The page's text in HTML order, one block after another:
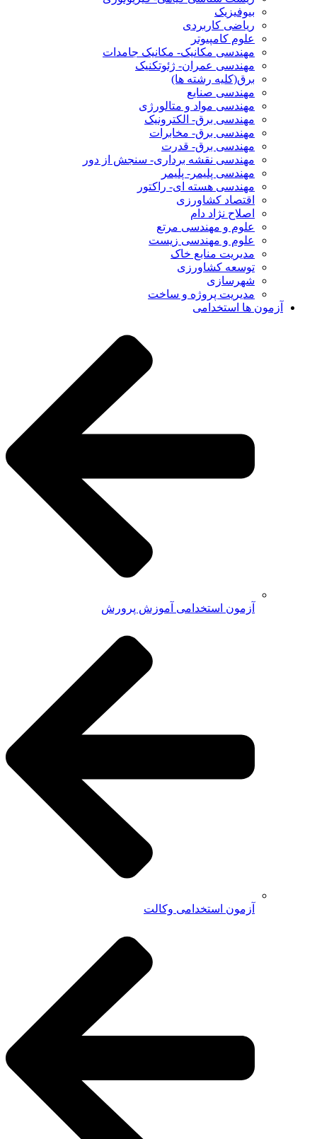
بیوفیزیک
ریاضی کاربردی
علوم کامپیوتر
مهندسی مکانیک- مکانیک جامدات
مهندسی عمران- ژئوتکنیک
برق(کلیه رشته ها)
مهندسی صنایع
مهندسی مواد و متالورژی
مهندسی برق- الکترونیک
مهندسی برق- مخابرات
مهندسی برق- قدرت
مهندسی نقشه برداری- سنجش از دور
مهندسی پلیمر- پلیمر
مهندسی هسته ای- راکتور
اقتصاد کشاورزی
اصلاح نژاد دام
علوم و مهندسی مرتع
علوم و مهندسی زیست
مدیریت منابع خاک
توسعه کشاورزی
شهرسازی
مدیریت پروژه و ساخت
آزمون ها استخدامی
آزمون استخدامی آموزش پرورش
آزمون استخدامی وکالت